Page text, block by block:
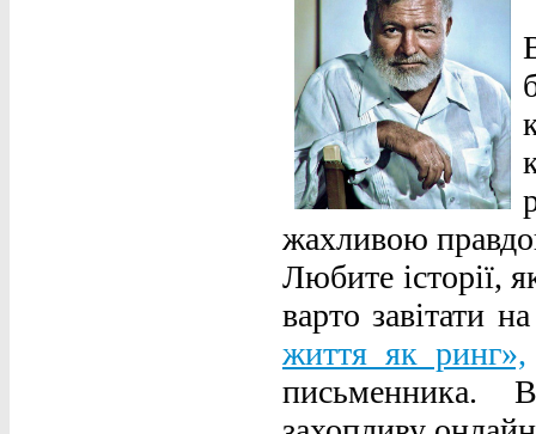
жахливою
Любите історії,
варто завітати
життя як ринг»,
письменника.